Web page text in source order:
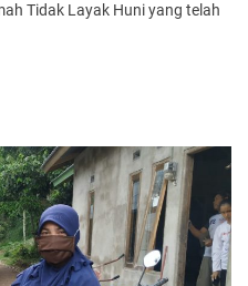
Tidak Layak Huni yang telah